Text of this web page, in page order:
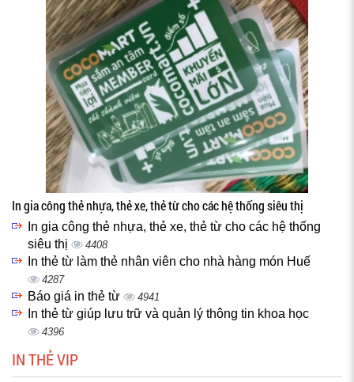
In gia công thẻ nhựa, thẻ xe, thẻ từ cho các hệ thống siêu thị
In gia công thẻ nhựa, thẻ xe, thẻ từ cho các hệ thống
siêu thị
4408
In thẻ từ làm thẻ nhân viên cho nhà hàng món Huế
4287
Báo giá in thẻ từ 4941
In thẻ từ giúp lưu trữ và quản lý thông tin khoa học
4396
IN THẺ VIP